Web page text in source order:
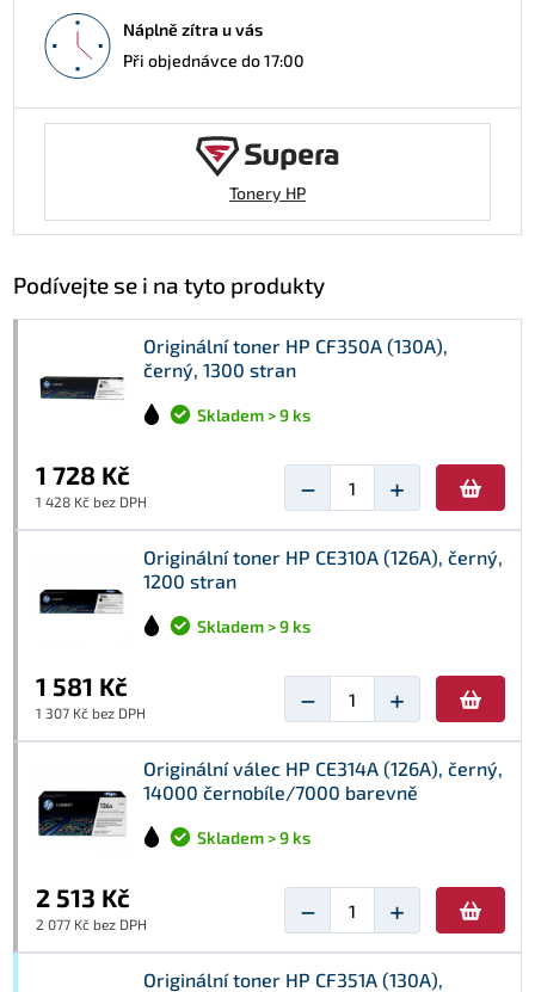
Náplně zítra u vás
Při objednávce do 17:00
Tonery HP
Podívejte se i na tyto produkty
Originální toner HP CF350A (130A),
černý, 1300 stran
Skladem > 9 ks
1 728 Kč
1 428 Kč bez DPH − +
Originální toner HP CE310A (126A), černý,
1200 stran
Skladem > 9 ks
1 581 Kč
1 307 Kč bez DPH − +
Originální válec HP CE314A (126A), černý,
14000 černobíle/7000 barevně
Skladem > 9 ks
2 513 Kč
2 077 Kč bez DPH − +
Originální toner HP CF351A (130A),